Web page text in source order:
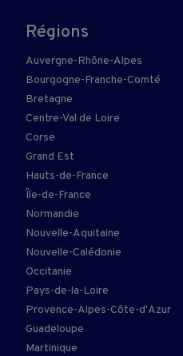
Régions
Auvergne-Rhône-Alpes
Bourgogne-Franche-Comté
Bretagne
Centre-Val de Loire
Corse
Grand Est
Hauts-de-France
Île-de-France
Normandie
Nouvelle-Aquitaine
Nouvelle-Calédonie
Occitanie
Pays-de-la-Loire
Provence-Alpes-Côte-d'Azur
Guadeloupe
Martinique